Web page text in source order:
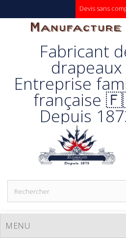
Devis sans
Des
Unic
Fabricant
drapeaux
Entreprise
française
Depuis
MENU